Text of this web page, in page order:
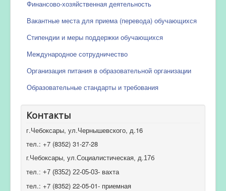
Финансово-хозяйственная деятельность
Вакантные места для приема (перевода) обучающихся
Стипендии и меры поддержки обучающихся
Международное сотрудничество
Организация питания в образовательной организации
Образовательные стандарты и требования
Контакты
г.Чебоксары, ул.Чернышевского, д.16
тел.: +7 (8352) 31-27-28
г.Чебоксары, ул.Социалистическая, д.17б
тел.: +7 (8352) 22-05-03- вахта
тел.: +7 (8352) 22-05-01- приемная